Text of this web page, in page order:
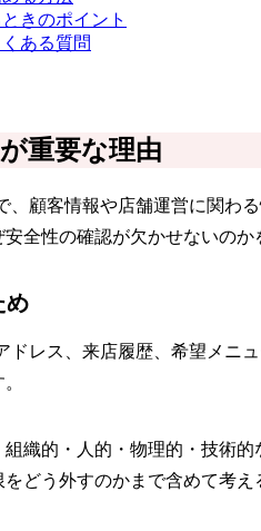
きのポイント
ある質問
重要な理由
顧客情報や店舗運営に関わ
全性の確認が欠かせないのか
め
レス、来店履歴、希望メニ
織的・人的・物理的・技術
どう外すのかまで含めて考え